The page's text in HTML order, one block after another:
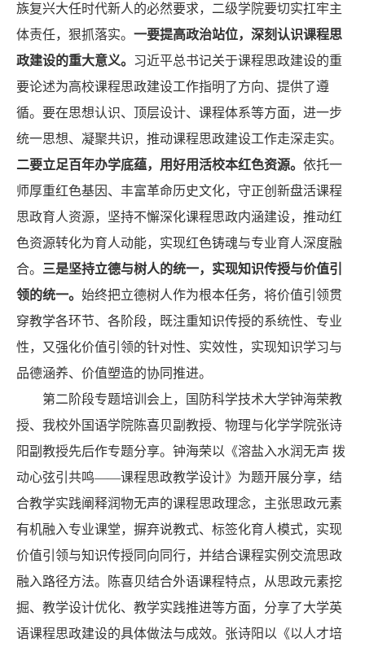
族复兴大任时代新人的必然要求，二级学院要切实扛牢主
体责任，狠抓落实。 一要提高政治站位，深刻认识课程思
政建设的重大意义。 习近平总书记关于课程思政建设的重
要论述为高校课程思政建设工作指明了方向、提供了遵
循。要在思想认识、顶层设计、课程体系等方面，进一步
统一思想、凝聚共识，推动课程思政建设工作走深走实。
二要立足百年办学底蕴，用好用活校本红色资源。 依托一
师厚重红色基因、丰富革命历史文化，守正创新盘活课程
思政育人资源，坚持不懈深化课程思政内涵建设，推动红
色资源转化为育人动能，实现红色铸魂与专业育人深度融
合。 三是坚持立德与树人的统一，实现知识传授与价值引
领的统一。 始终把立德树人作为根本任务，将价值引领贯
穿教学各环节、各阶段，既注重知识传授的系统性、专业
性，又强化价值引领的针对性、实效性，实现知识学习与
品德涵养、价值塑造的协同推进。
第二阶段专题培训会上，国防科学技术大学钟海荣教
授、我校外国语学院陈喜贝副教授、物理与化学学院张诗
阳副教授先后作专题分享。钟海荣以《溶盐入水润无声 拨
动心弦引共鸣——课程思政教学设计》为题开展分享，结
合教学实践阐释润物无声的课程思政理念，主张思政元素
有机融入专业课堂，摒弃说教式、标签化育人模式，实现
价值引领与知识传授同向同行，并结合课程实例交流思政
融入路径方法。陈喜贝结合外语课程特点，从思政元素挖
掘、教学设计优化、教学实践推进等方面，分享了大学英
语课程思政建设的具体做法与成效。张诗阳以《以人才培